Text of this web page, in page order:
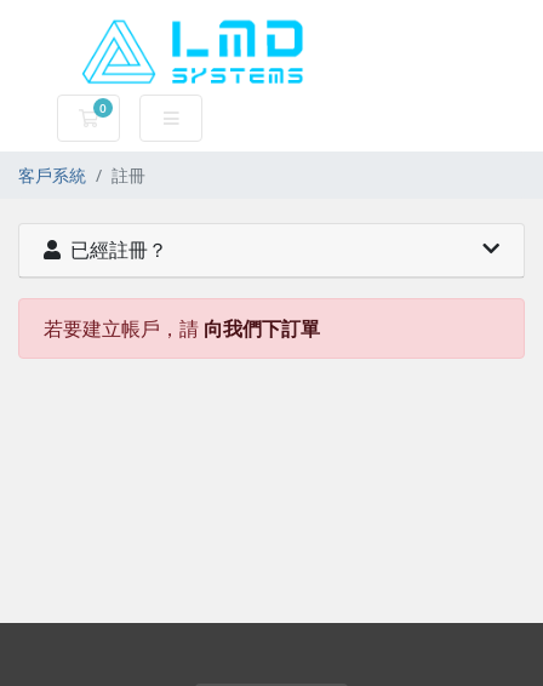
0
購物車
客戶系統 註冊
已經註冊？
若要建立帳戶，請 向我們下訂單